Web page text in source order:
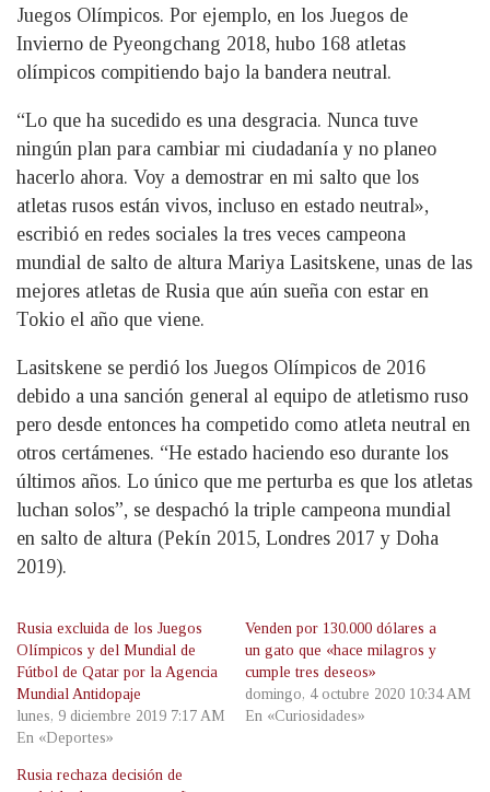
Juegos Olímpicos. Por ejemplo, en los Juegos de
Invierno de Pyeongchang 2018, hubo 168 atletas
olímpicos compitiendo bajo la bandera neutral.
“Lo que ha sucedido es una desgracia. Nunca tuve
ningún plan para cambiar mi ciudadanía y no planeo
hacerlo ahora. Voy a demostrar en mi salto que los
atletas rusos están vivos, incluso en estado neutral»,
escribió en redes sociales la tres veces campeona
mundial de salto de altura Mariya Lasitskene, unas de las
mejores atletas de Rusia que aún sueña con estar en
Tokio el año que viene.
Lasitskene se perdió los Juegos Olímpicos de 2016
debido a una sanción general al equipo de atletismo ruso
pero desde entonces ha competido como atleta neutral en
otros certámenes. “He estado haciendo eso durante los
últimos años. Lo único que me perturba es que los atletas
luchan solos”, se despachó la triple campeona mundial
en salto de altura (Pekín 2015, Londres 2017 y Doha
2019).
Rusia excluida de los Juegos
Olímpicos y del Mundial de
Fútbol de Qatar por la Agencia
Mundial Antidopaje
lunes, 9 diciembre 2019 7:17 AM
En «Deportes»
Venden por 130.000 dólares a
un gato que «hace milagros y
cumple tres deseos»
domingo, 4 octubre 2020 10:34 AM
En «Curiosidades»
Rusia rechaza decisión de